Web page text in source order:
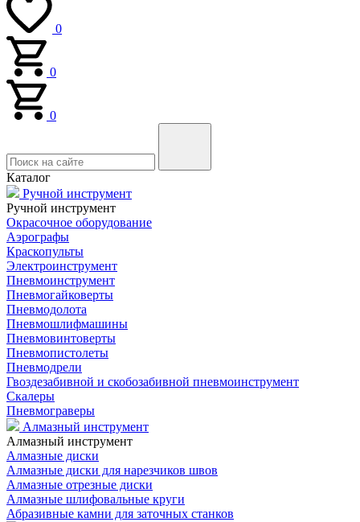
0
0
0
Каталог
Ручной инструмент
Ручной инструмент
Окрасочное оборудование
Аэрографы
Краскопульты
Электроинструмент
Пневмоинструмент
Пневмогайковерты
Пневмодолота
Пневмошлифмашины
Пневмовинтоверты
Пневмопистолеты
Пневмодрели
Гвоздезабивной и скобозабивной пневмоинструмент
Скалеры
Пневмограверы
Алмазный инструмент
Алмазный инструмент
Алмазные диски
Алмазные диски для нарезчиков швов
Алмазные отрезные диски
Алмазные шлифовальные круги
Абразивные камни для заточных станков